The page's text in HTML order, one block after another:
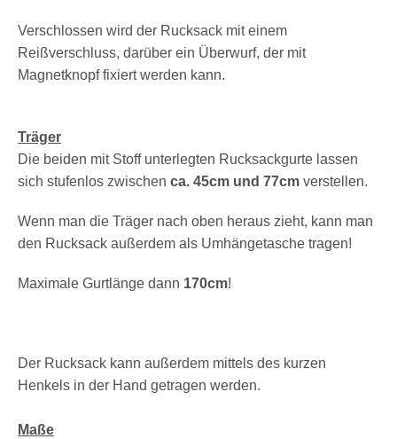
Verschlossen wird der Rucksack mit einem
Reißverschluss, darüber ein Überwurf, der mit
Magnetknopf fixiert werden kann.
Träger
Die beiden mit Stoff unterlegten Rucksackgurte lassen
sich stufenlos zwischen ca. 45cm und 77cm verstellen.
Wenn man die Träger nach oben heraus zieht, kann man
den Rucksack außerdem als Umhängetasche tragen!
Maximale Gurtlänge dann 170cm!
Der Rucksack kann außerdem mittels des kurzen
Henkels in der Hand getragen werden.
Maße